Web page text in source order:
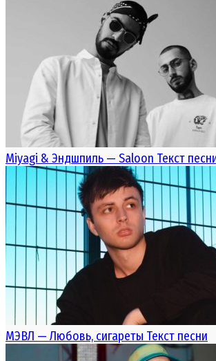
Miyagi & Эндшпиль — Saloon Текст
МЭВЛ — Любовь, сигареты Текст песни